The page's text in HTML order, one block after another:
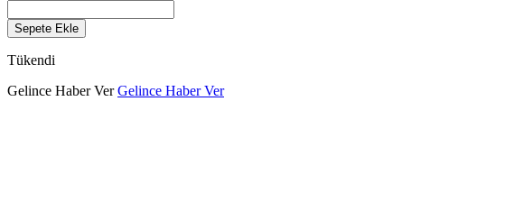
Sepete Ekle
Tükendi
Gelince Haber Ver Gelince Haber Ver